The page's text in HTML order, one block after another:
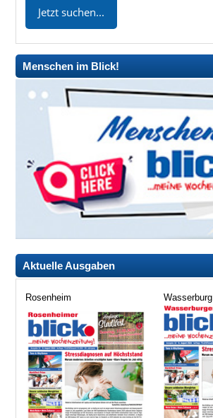
Menschen im Blick!
Aktuelle Ausgaben
Rosenheim Wasserburg